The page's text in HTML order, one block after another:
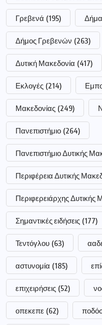
Γρεβενά (195)
Δήμος Γρεβενών (263)
Δυτική Μακεδονία (417)
Εκλογές (214)
Μακεδονίας (249)
Πανεπιστήμιο (264)
Πανεπιστήμιο Δυτικής
Περιφέρεια Δυτικής
Περιφερειάρχης Δυτικής
Σημαντικές ειδήσεις (177)
Τεντόγλου (63)
αστυνομία (185)
επιχειρήσεις (52)
οπεκεπε (62)